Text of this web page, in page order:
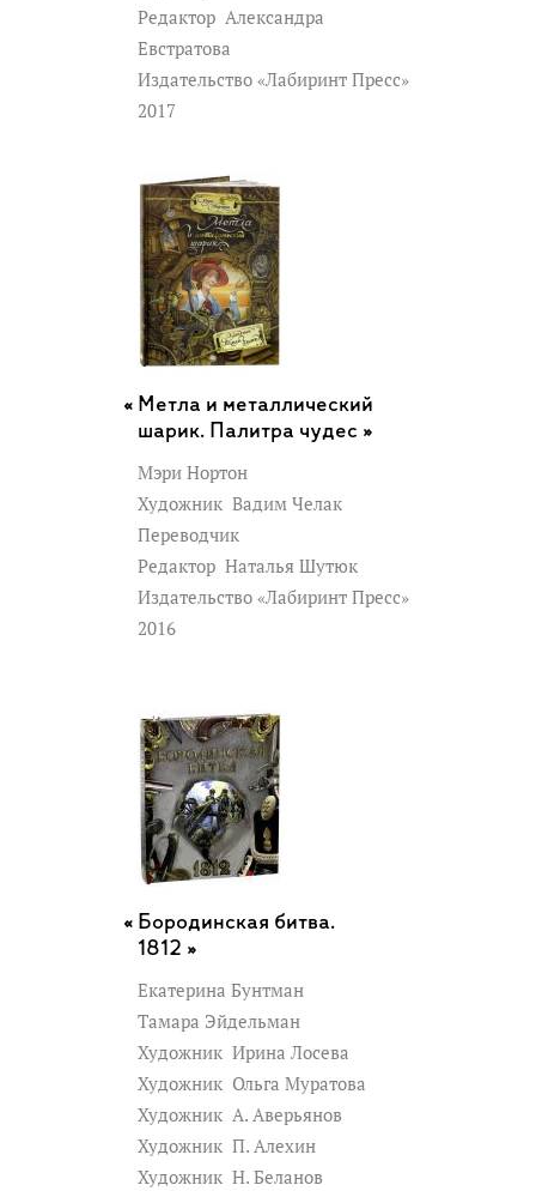
Редактор Александра
Евстратова
Издательство «Лабиринт Пресс»
2017
Метла и металлический
шарик. Палитра чудес »
Мэри Нортон
Художник Вадим Челак
Переводчик
Редактор Наталья Шутюк
Издательство «Лабиринт Пресс»
2016
Бородинская битва.
1812 »
Екатерина Бунтман
Тамара Эйдельман
Художник Ирина Лосева
Художник Ольга Муратова
Художник А. Аверьянов
Художник П. Алехин
Художник Н. Беланов